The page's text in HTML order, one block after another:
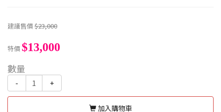
建議售價$23,000
特價$13,000
數量
- +
加入購物車